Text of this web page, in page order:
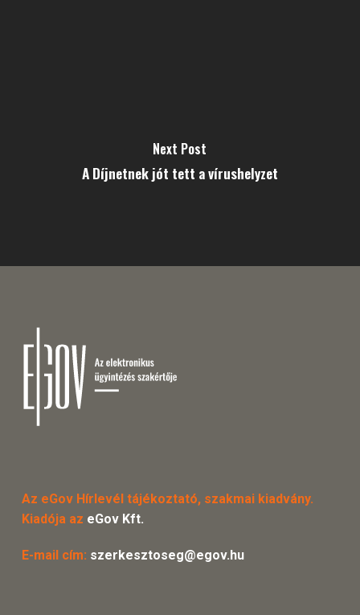
Next Post
A Díjnetnek jót tett a vírushelyzet
Az eGov Hírlevél tájékoztató, szakmai kiadvány.
Kiadója az eGov Kft.
E-mail cím: szerkesztoseg@egov.hu